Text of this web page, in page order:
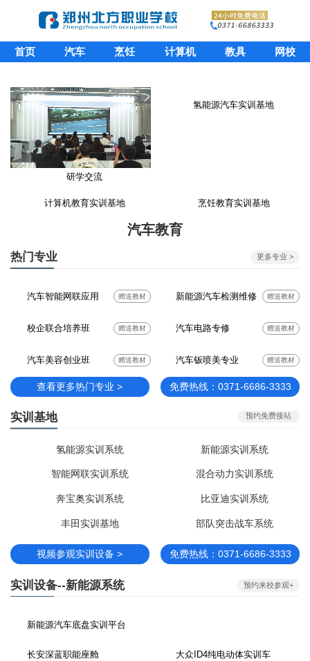
首页 汽车 烹饪 计算机 教具 网校
研学交流
氢能源汽车实训基地
计算机教育实训基地 烹饪教育实训基地
汽车教育
热门专业 更多专业 >
汽车智能网联应用 赠送教材 新能源汽车检测维修 赠送教材
校企联合培养班 赠送教材 汽车电路专修 赠送教材
汽车美容创业班 赠送教材 汽车钣喷美专业 赠送教材
查看更多热门专业 > 免费热线：0371-6686-3333
实训基地 预约免费接站
氢能源实训系统 新能源实训系统
智能网联实训系统 混合动力实训系统
奔宝奥实训系统 比亚迪实训系统
丰田实训基地 部队突击战车系统
视频参观实训设备 > 免费热线：0371-6686-3333
实训设备--新能源系统 预约来校参观+
奔驰透明车实训平台
氢能源实验实训平台 丰田纯电动透明车实训平台